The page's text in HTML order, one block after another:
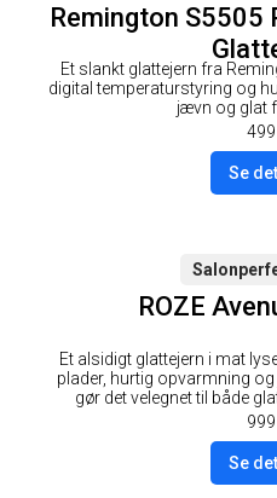
Remington S5505
Et slankt glattejern fra
digital temperaturstyring og
jævn og glat
499
Se
ROZE
Et alsidigt glattejern i mat
plader, hurtig opvarmning
gør det velegnet til både
999
Se